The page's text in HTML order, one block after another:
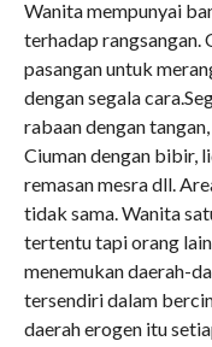
Wanita mempunyai
terhadap rangsangan.
pasangan untuk
dengan segala
rabaan dengan
Ciuman dengan bibir,
remasan mesra dll.
tidak sama. Wanita
tertentu tapi orang
menemukan daerah-
tersendiri dalam
daerah erogen itu